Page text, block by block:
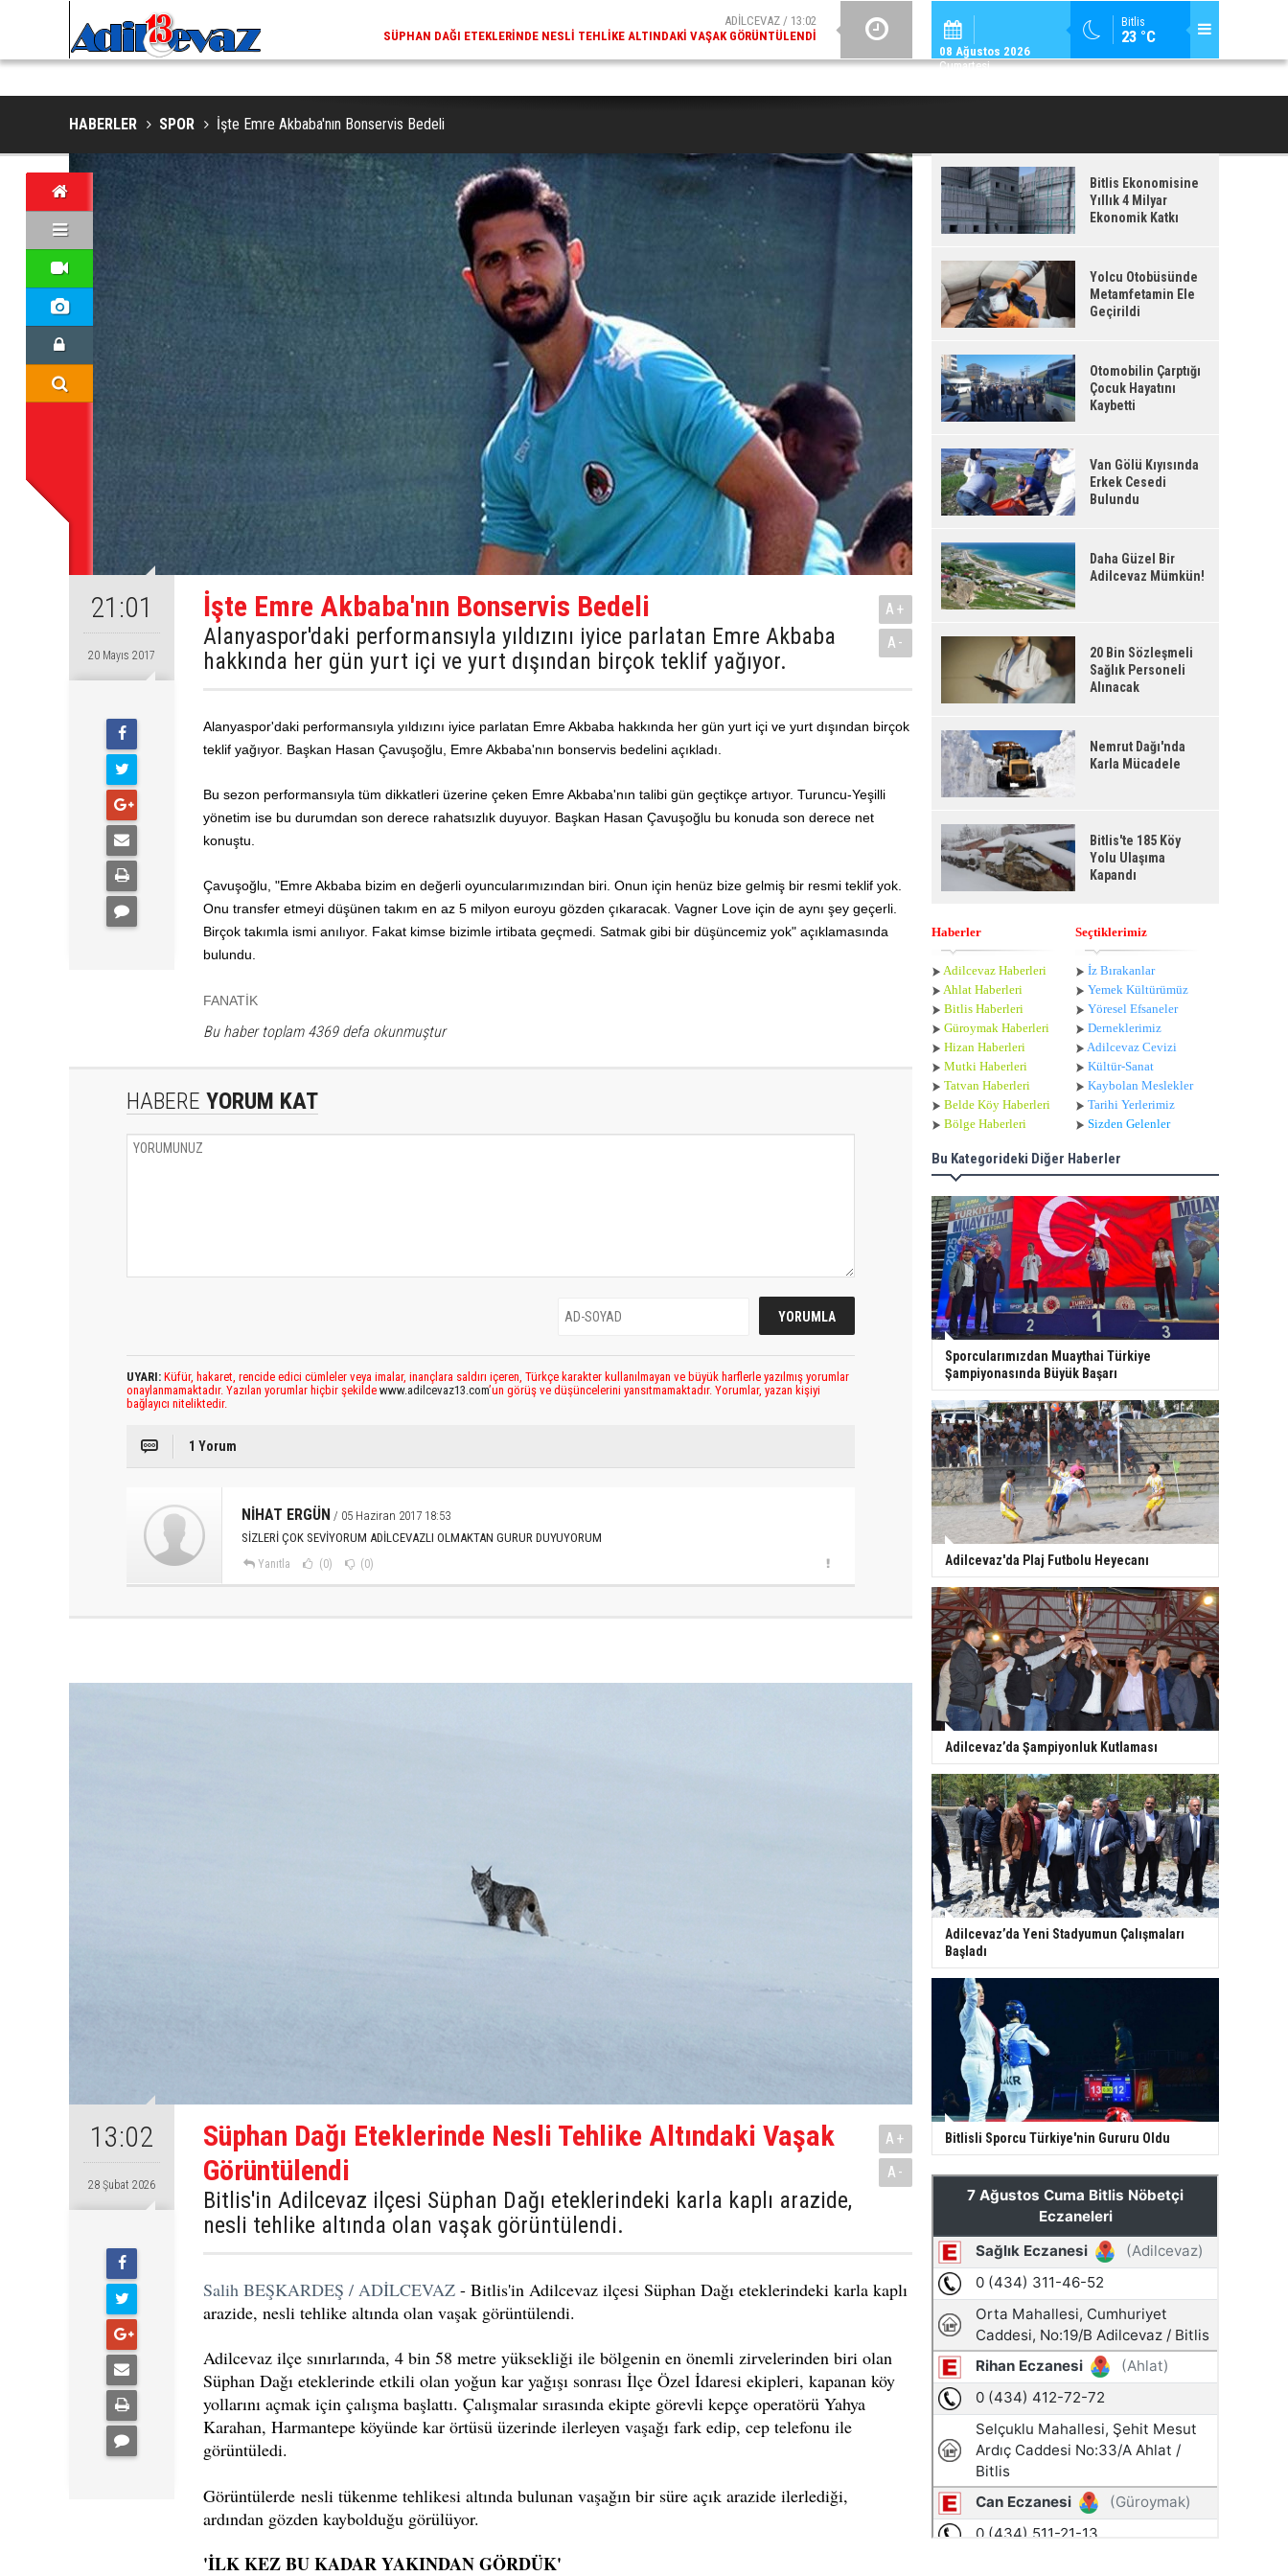
Bitlis
23 °C
08 Ağustos 2026
Cumartesi
NESLI TEHLIKE ALTINDAKI VAŞAK GÖRÜNTÜLENDI
ADİLCEVAZ / 09:10
ADILCEVAZ ESKI KAYMAKAMLARINDAN MUSTAFA ÇIFTÇI İÇIŞLERI BAKANI OLDU
ADİLCEVAZ /
ADILCEVAZ'DA KUDUZ VAKASI TESPIT EDILEN KÖY, KARANTINAYA
HABERLER SPOR İşte Emre Akbaba'nın Bonservis Bedeli
21:01
20 Mayıs 2017
İşte Emre Akbaba'nın Bonservis Bedeli
Alanyaspor'daki performansıyla yıldızını iyice parlatan Emre Akbaba
hakkında her gün yurt içi ve yurt dışından birçok teklif yağıyor.
A+
A-
Alanyaspor'daki performansıyla yıldızını iyice parlatan Emre Akbaba hakkında her gün yurt içi ve yurt dışından birçok
teklif yağıyor. Başkan Hasan Çavuşoğlu, Emre Akbaba'nın bonservis bedelini açıkladı.
Bu sezon performansıyla tüm dikkatleri üzerine çeken Emre Akbaba'nın talibi gün geçtikçe artıyor. Turuncu-Yeşilli
yönetim ise bu durumdan son derece rahatsızlık duyuyor. Başkan Hasan Çavuşoğlu bu konuda son derece net
konuştu.
Çavuşoğlu, "Emre Akbaba bizim en değerli oyuncularımızından biri. Onun için henüz bize gelmiş bir resmi teklif yok.
Onu transfer etmeyi düşünen takım en az 5 milyon euroyu gözden çıkaracak. Vagner Love için de aynı şey geçerli.
Birçok takımla ismi anılıyor. Fakat kimse bizimle irtibata geçmedi. Satmak gibi bir düşüncemiz yok" açıklamasında
bulundu.
FANATİK
Bu haber toplam 4369 defa okunmuştur
HABERE YORUM KAT
UYARI: Küfür, hakaret, rencide edici cümleler veya imalar, inançlara saldırı içeren, Türkçe karakter kullanılmayan ve büyük harflerle yazılmış yorumlar
onaylanmamaktadır. Yazılan yorumlar hiçbir şekilde www.adilcevaz13.com’un görüş ve düşüncelerini yansıtmamaktadır. Yorumlar, yazan kişiyi
bağlayıcı niteliktedir.
1 Yorum
NİHAT ERGÜN / 05 Haziran 2017 18:53
SİZLERİ ÇOK SEVİYORUM ADİLCEVAZLI OLMAKTAN GURUR DUYUYORUM
Yanıtla (0) (0)
13:02
28 Şubat 2026
Süphan Dağı Eteklerinde Nesli Tehlike Altındaki Vaşak
Görüntülendi
Bitlis'in Adilcevaz ilçesi Süphan Dağı eteklerindeki karla kaplı arazide,
nesli tehlike altında olan vaşak görüntülendi.
A+
A-
Salih BEŞKARDEŞ / ADİLCEVAZ - Bitlis'in Adilcevaz ilçesi Süphan Dağı eteklerindeki karla kaplı
arazide, nesli tehlike altında olan vaşak görüntülendi.
Adilcevaz ilçe sınırlarında, 4 bin 58 metre yüksekliği ile bölgenin en önemli zirvelerinden biri olan
Süphan Dağı eteklerinde etkili olan yoğun kar yağışı sonrası İlçe Özel İdaresi ekipleri, kapanan köy
yollarını açmak için çalışma başlattı. Çalışmalar sırasında ekipte görevli kepçe operatörü Yahya
Karahan, Harmantepe köyünde kar örtüsü üzerinde ilerleyen vaşağı fark edip, cep telefonu ile
görüntüledi.
Görüntülerde nesli tükenme tehlikesi altında bulunan vaşağın bir süre açık arazide ilerlediği,
ardından gözden kaybolduğu görülüyor.
'İLK KEZ BU KADAR YAKINDAN GÖRDÜK'
Bitlis Ekonomisine
Yıllık 4 Milyar
Ekonomik Katkı
Yolcu Otobüsünde
Metamfetamin Ele
Geçirildi
Otomobilin Çarptığı
Çocuk Hayatını
Kaybetti
Van Gölü Kıyısında
Erkek Cesedi
Bulundu
Daha Güzel Bir
Adilcevaz Mümkün!
20 Bin Sözleşmeli
Sağlık Personeli
Alınacak
Nemrut Dağı'nda
Karla Mücadele
Bitlis'te 185 Köy
Yolu Ulaşıma
Kapandı
Haberler
Adilcevaz Haberleri
Ahlat Haberleri
Bitlis Haberleri
Güroymak Haberleri
Hizan Haberleri
Mutki Haberleri
Tatvan Haberleri
Belde Köy Haberleri
Bölge Haberleri
Seçtiklerimiz
İz Bırakanlar
Yemek Kültürümüz
Yöresel Efsaneler
Derneklerimiz
Adilcevaz Cevizi
Kültür-Sanat
Kaybolan Meslekler
Tarihi Yerlerimiz
Sizden Gelenler
Bu Kategorideki Diğer Haberler
Sporcularımızdan Muaythai Türkiye
Şampiyonasında Büyük Başarı
Adilcevaz'da Plaj Futbolu Heyecanı
Adilcevaz’da Şampiyonluk Kutlaması
Adilcevaz’da Yeni Stadyumun Çalışmaları
Başladı
Bitlisli Sporcu Türkiye'nin Gururu Oldu